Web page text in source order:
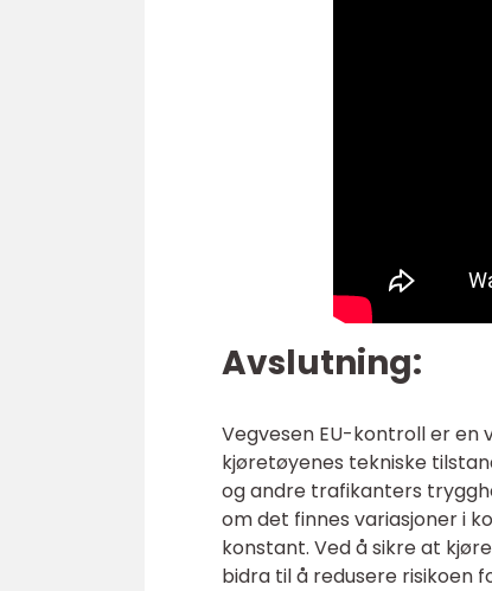
Avslutning:
Vegvesen EU-kontroll er en
kjøretøyenes tekniske
og andre trafikanters
om det finnes variasjoner i
konstant. Ved å sikre at
bidra til å redusere risikoen